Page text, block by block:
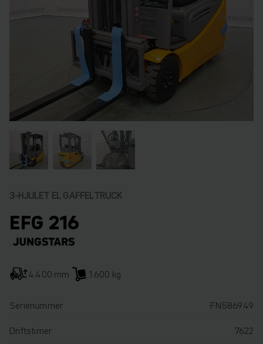
3-HJULET EL GAFFELTRUCK
EFG 216
4.400 mm 1.600 kg
Serienummer
FN586949
Driftstimer
7622